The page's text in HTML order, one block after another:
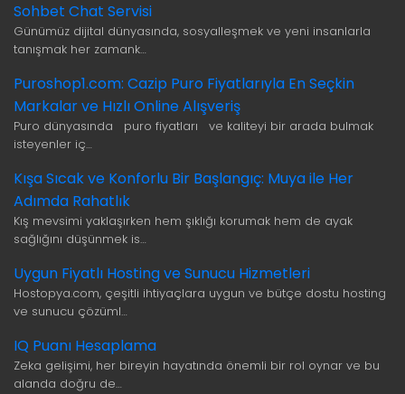
Sohbet Chat Servisi
Günümüz dijital dünyasında, sosyalleşmek ve yeni insanlarla
tanışmak her zamank…
Puroshop1.com: Cazip Puro Fiyatlarıyla En Seçkin
Markalar ve Hızlı Online Alışveriş
Puro dünyasında puro fiyatları ve kaliteyi bir arada bulmak
isteyenler iç…
Kışa Sıcak ve Konforlu Bir Başlangıç: Muya ile Her
Adımda Rahatlık
Kış mevsimi yaklaşırken hem şıklığı korumak hem de ayak
sağlığını düşünmek is…
Uygun Fiyatlı Hosting ve Sunucu Hizmetleri
Hostopya.com, çeşitli ihtiyaçlara uygun ve bütçe dostu hosting
ve sunucu çözüml…
IQ Puanı Hesaplama
Zeka gelişimi, her bireyin hayatında önemli bir rol oynar ve bu
alanda doğru de…